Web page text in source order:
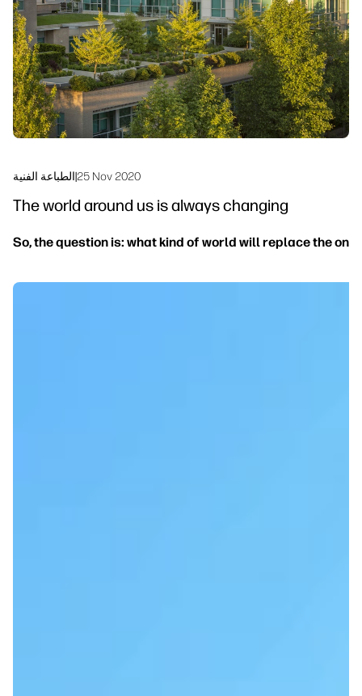
الطباعة الفنية|25 Nov 2020
The world around us is always changing
So, the question is: what kind of world will replace the one